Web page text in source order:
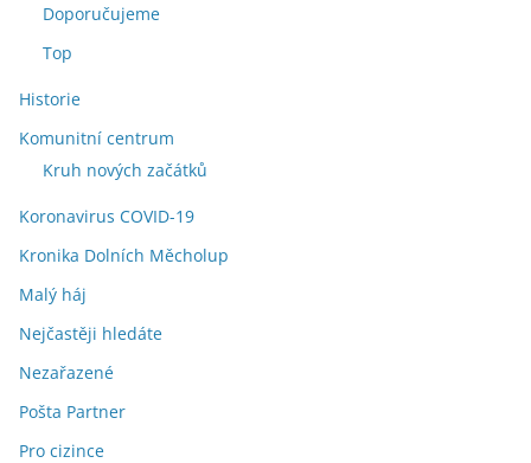
Doporučujeme
Top
Historie
Komunitní centrum
Kruh nových začátků
Koronavirus COVID-19
Kronika Dolních Měcholup
Malý háj
Nejčastěji hledáte
Nezařazené
Pošta Partner
Pro cizince